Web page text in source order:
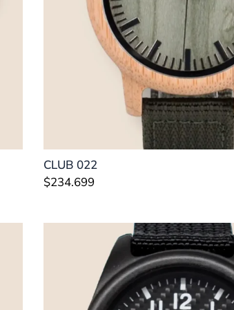
CLUB 022
$234.699